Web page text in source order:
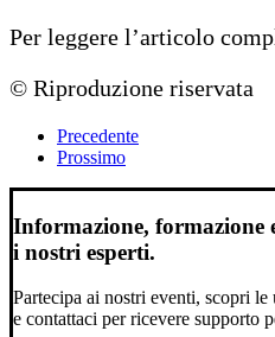
Per leggere l’articolo
© Riproduzione riservata
Precedente
Prossimo
Informazione, formazione
i nostri esperti.
Partecipa ai nostri eventi, scopri
e contattaci per ricevere supporto